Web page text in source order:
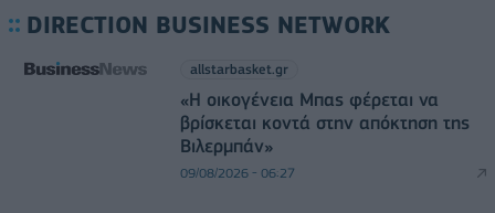
DIRECTION BUSINESS NETWORK
allstarbasket.gr
«Η οικογένεια Μπας φέρεται να
βρίσκεται κοντά στην απόκτηση της
Βιλερμπάν»
09/08/2026 - 06:27